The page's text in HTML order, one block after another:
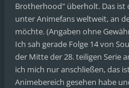
Brotherhood" überholt. Das
unter Animefans weltweit, an
möchte. (Angaben ohne
Ich sah gerade Folge 14 von
der Mitte der 28. teiligen Serie
ich mich nur anschließen, das
Animebereich gesehen habe